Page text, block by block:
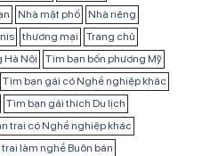
Nhà mặt phố
Nhà riêng
thương mại
Trang chủ
Hà Nội
Tìm bạn bốn phương Mỹ
Tìm bạn gái có Nghề nghiệp khác
Tìm bạn gái thích Du lịch
trai có Nghề nghiệp khác
làm nghề Buôn bán